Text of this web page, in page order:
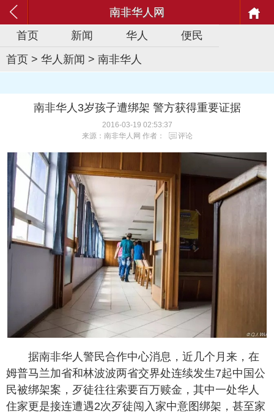
南非华人网
首页
新闻 华人
便民
首页 > 华人新闻 > 南非华人
南非华人3岁孩子遭绑架 警方获得重要证据
2016-03-19 02:53:37
来源：南非华人网 作者：
评论
据南非华人警民合作中心消息，近几个月来，在
姆普马兰加省和林波波两省交界处连续发生7起中国公
民被绑架案，歹徒往往索要百万赎金，其中一处华人
住家更是接连遭遇2次歹徒闯入家中意图绑架，甚至家